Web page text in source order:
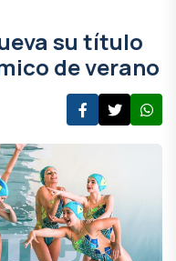
su título
de verano